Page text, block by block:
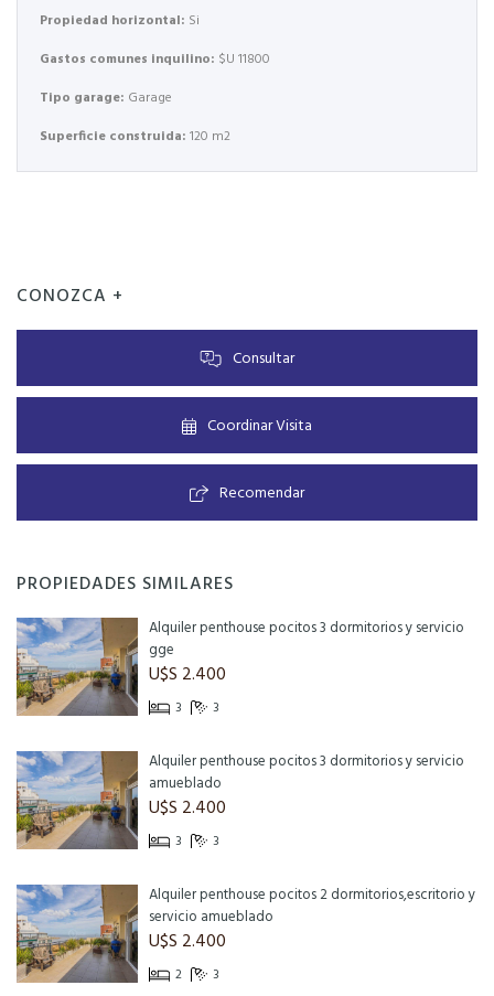
Propiedad horizontal: Si
Gastos comunes inquilino: $U 11800
Tipo garage: Garage
Superficie construida: 120 m2
CONOZCA +
Consultar
Coordinar Visita
Recomendar
PROPIEDADES SIMILARES
Alquiler penthouse pocitos 3 dormitorios y servicio
gge
U$S 2.400
3 3
Alquiler penthouse pocitos 3 dormitorios y servicio
amueblado
U$S 2.400
3 3
Alquiler penthouse pocitos 2 dormitorios,escritorio y
servicio amueblado
U$S 2.400
2 3